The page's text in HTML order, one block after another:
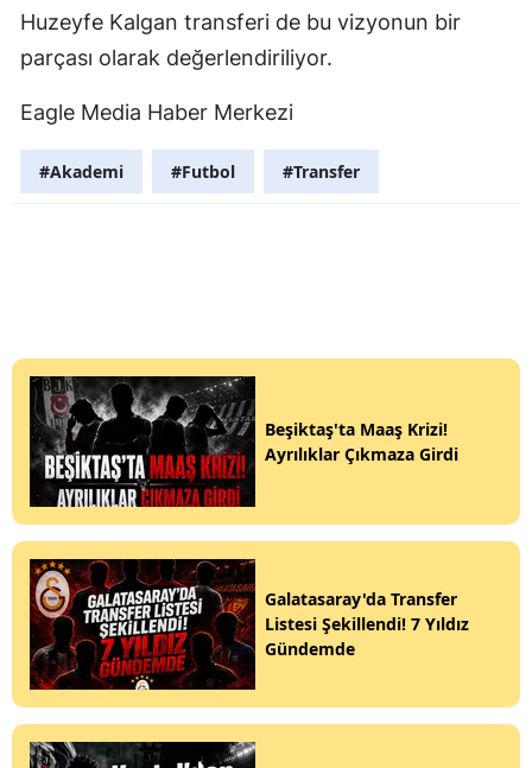
Huzeyfe Kalgan transferi de bu vizyonun bir
parçası olarak değerlendiriliyor.
Eagle Media Haber Merkezi
#Akademi #Futbol #Transfer
Beşiktaş'ta Maaş Krizi!
Ayrılıklar Çıkmaza Girdi
Galatasaray'da Transfer
Listesi Şekillendi! 7 Yıldız
Gündemde